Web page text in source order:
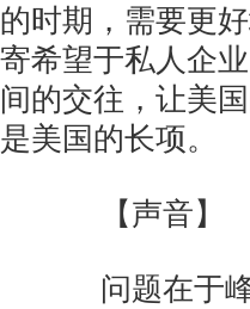
的时期，需要更
寄希望于私人企
间的交往，让美
是美国的长项。
【声音】
问题在于峰